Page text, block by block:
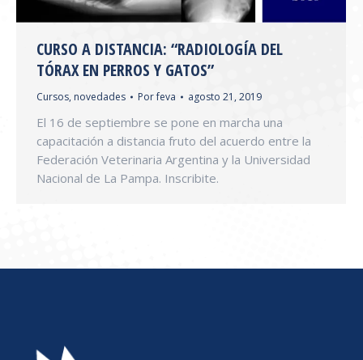
CURSO A DISTANCIA: “RADIOLOGÍA DEL
TÓRAX EN PERROS Y GATOS”
Cursos, novedades Porfeva agosto 21, 2019
El 16 de septiembre se pone en marcha una
capacitación a distancia fruto del acuerdo entre la
Federación Veterinaria Argentina y la Universidad
Nacional de La Pampa. Inscribite.